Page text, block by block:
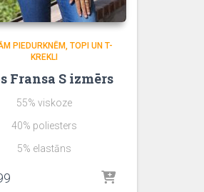
PIEDURKNĒM TOPI UN T-
KREKLI
Fransa S izmērs
55% viskoze
40% poliesters
5% elastāns